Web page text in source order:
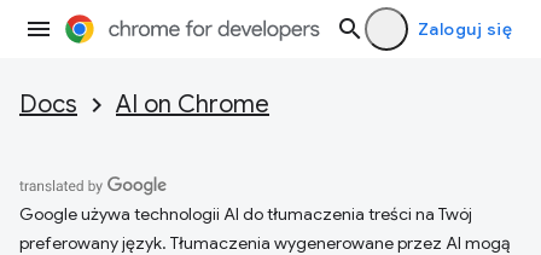
Zaloguj się
Docs AI on Chrome
Google używa technologii AI do tłumaczenia treści na Twój
preferowany język. Tłumaczenia wygenerowane przez AI mogą